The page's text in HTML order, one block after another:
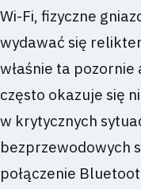
Wi-Fi, fizyczne
wydawać się
właśnie ta
często okazuje się
w krytycznych
bezprzewodowych
połączenie